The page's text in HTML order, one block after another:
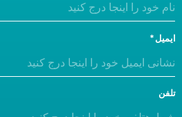
ایمیل
تلفن